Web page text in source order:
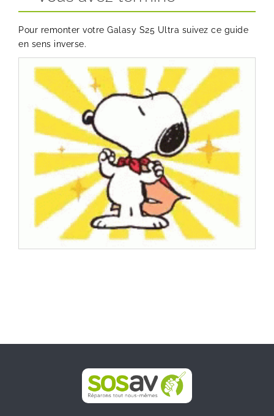
Pour remonter votre Galasy S25 Ultra suivez ce guide
en sens inverse.